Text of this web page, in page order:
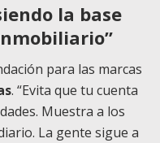
la base
para las marcas
. “Evita que tu cuenta
Muestra a los
La gente sigue a